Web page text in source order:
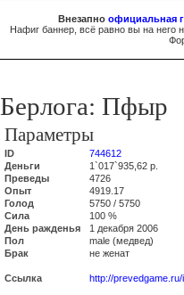
Внезапно официальная
Нафиг баннер, всё равно вы на
Берлога: Пфыр
Параметры
ID
744612
Деньги
1`017`935,62 р.
Преведы
4726
Опыт
4919.17
Голод
5750 / 5750
Сила
100 %
День ражденья
1 декабря 2006
Пол
male (медвед)
Брак
не женат
Ссылка http://